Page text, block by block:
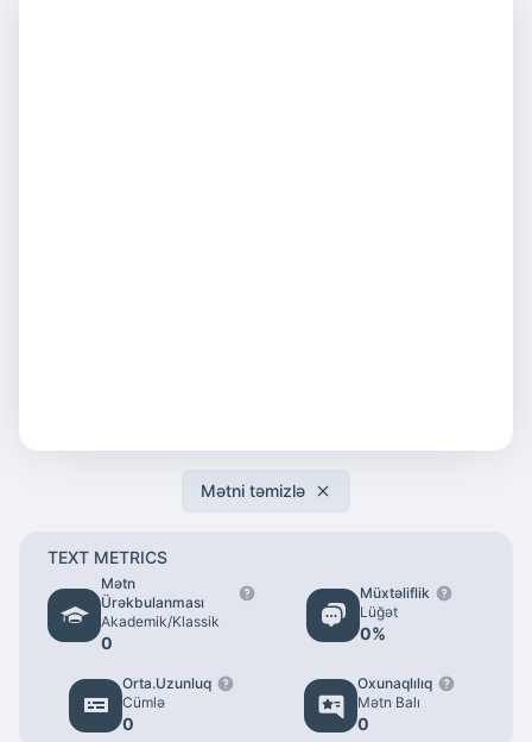
Mətni təmizlə
TEXT METRICS
Mətn
Ürəkbulanması
Akademik/Klassik
0
Müxtəliflik
Lüğət
0%
Orta.Uzunluq
Cümlə
0
Oxunaqlılıq
Mətn Balı
0